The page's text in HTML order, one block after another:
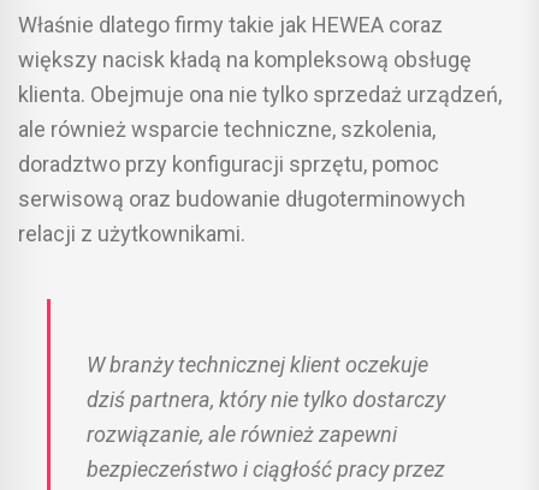
Właśnie dlatego firmy takie jak HEWEA coraz
większy nacisk kładą na kompleksową obsługę
klienta. Obejmuje ona nie tylko sprzedaż urządzeń,
ale również wsparcie techniczne, szkolenia,
doradztwo przy konfiguracji sprzętu, pomoc
serwisową oraz budowanie długoterminowych
relacji z użytkownikami.
W branży technicznej klient oczekuje
dziś partnera, który nie tylko dostarczy
rozwiązanie, ale również zapewni
bezpieczeństwo i ciągłość pracy przez